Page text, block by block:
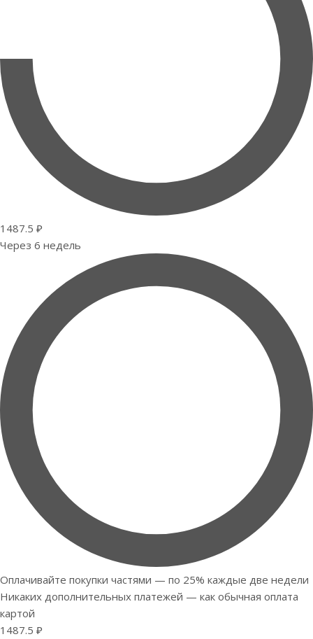
1487.5 ₽
Через 6 недель
Оплачивайте покупки частями — по 25% каждые две недели
Никаких дополнительных платежей — как обычная оплата
картой
1487.5 ₽